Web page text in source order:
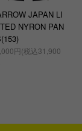
JAPAN LI
NYRON PAN
円(税込31,900